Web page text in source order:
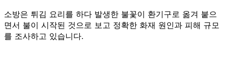
소방은 튀김 요리를 하다 발생한 불꽃이 환기구로 옮겨 붙으
면서 불이 시작된 것으로 보고 정확한 화재 원인과 피해 규모
를 조사하고 있습니다.